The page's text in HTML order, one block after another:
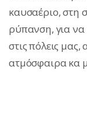
καυσαέριο, στη
ρύπανση, για
στις πόλεις
ατμόσφαιρα κα